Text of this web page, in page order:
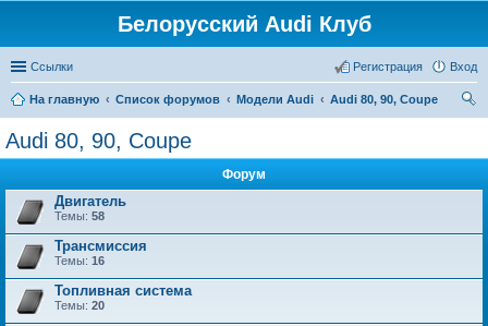
Белорусский Audi Клуб
Ссылки Вход
Регистрация
На главную Список форумов Модели Audi
Audi 80, 90, Coupe
Audi 80, 90, Coupe
Форум
Двигатель
Темы: 58
Трансмиссия
Темы: 16
Топливная система
Темы: 20